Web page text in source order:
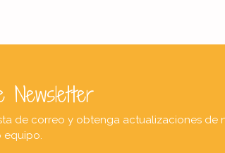
Newsletter
de correo y obtenga actualizaciones de
equipo.